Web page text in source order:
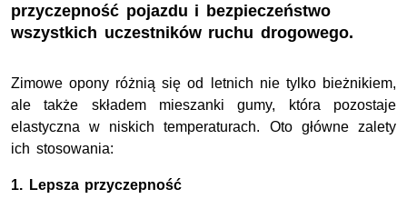
przyczepność pojazdu i bezpieczeństwo
wszystkich uczestników ruchu drogowego.
Zimowe opony różnią się od letnich nie tylko bieżnikiem,
ale także składem mieszanki gumy, która pozostaje
elastyczna w niskich temperaturach. Oto główne zalety
ich stosowania:
1. Lepsza przyczepność